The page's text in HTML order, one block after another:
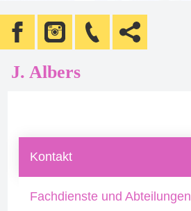
J. Albers
Kontakt
Fachdienste und Abteilungen